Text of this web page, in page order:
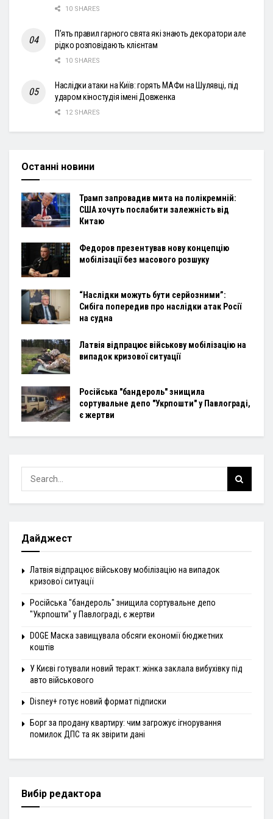
10 SHARES
П’ять правил гарного свята які знають декоратори але
рідко розповідають клієнтам
10 SHARES
Наслідки атаки на Київ: горять МАФи на Шулявці, під
ударом кіностудія імені Довженка
12 SHARES
Останні новини
Трамп запровадив мита на полікремній:
США хочуть послабити залежність від
Китаю
Федоров презентував нову концепцію
мобілізації без масового розшуку
“Наслідки можуть бути серйозними”:
Сибіга попередив про наслідки атак Росії
на судна
Латвія відпрацює військову мобілізацію на
випадок кризової ситуації
Російська "бандероль" знищила
сортувальне депо "Укрпошти" у Павлограді,
є жертви
Дайджест
Латвія відпрацює військову мобілізацію на випадок
кризової ситуації
Російська "бандероль" знищила сортувальне депо
"Укрпошти" у Павлограді, є жертви
DOGE Маска завищувала обсяги економії бюджетних
коштів
У Києві готували новий теракт: жінка заклала вибухівку під
авто військового
Disney+ готує новий формат підписки
Борг за продану квартиру: чим загрожує ігнорування
помилок ДПС та як звірити дані
Вибір редактора